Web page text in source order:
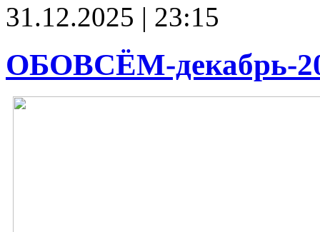
31.12.2025 | 23:15
ОБОВСЁМ-декабрь-